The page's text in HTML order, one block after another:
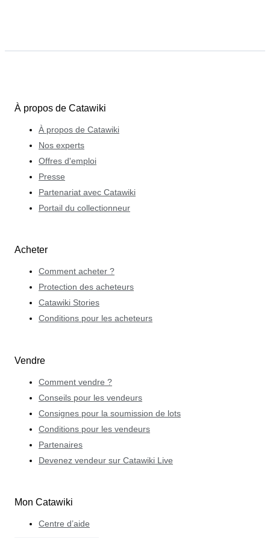
À propos de Catawiki
À propos de Catawiki
Nos experts
Offres d'emploi
Presse
Partenariat avec Catawiki
Portail du collectionneur
Acheter
Comment acheter ?
Protection des acheteurs
Catawiki Stories
Conditions pour les acheteurs
Vendre
Comment vendre ?
Conseils pour les vendeurs
Consignes pour la soumission de lots
Conditions pour les vendeurs
Partenaires
Devenez vendeur sur Catawiki Live
Mon Catawiki
Centre d’aide